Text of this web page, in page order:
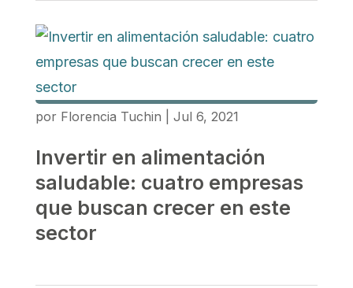
por Florencia Tuchin Jul 6, 2021
Invertir en alimentación
saludable: cuatro empresas
que buscan crecer en este
sector